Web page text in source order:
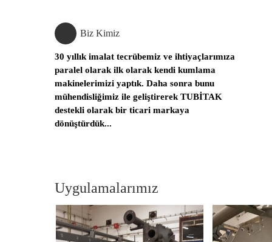
Biz Kimiz
30 yıllık imalat tecrübemiz ve ihtiyaçlarımıza
paralel olarak ilk olarak kendi kumlama
makinelerimizi yaptık. Daha sonra bunu
mühendisliğimiz ile geliştirerek TUBİTAK
destekli olarak bir ticari markaya
dönüştürdük...
Uygulamalarımız